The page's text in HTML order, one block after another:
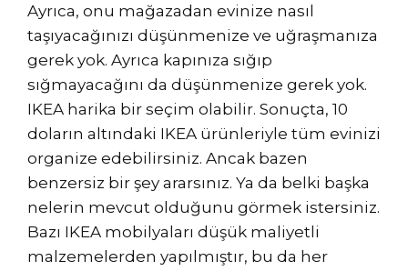
Ayrıca, onu mağazadan evinize nasıl
taşıyacağınızı düşünmenize ve uğraşmanıza
gerek yok. Ayrıca kapınıza sığıp
sığmayacağını da düşünmenize gerek yok.
IKEA harika bir seçim olabilir. Sonuçta, 10
doların altındaki IKEA ürünleriyle tüm evinizi
organize edebilirsiniz. Ancak bazen
benzersiz bir şey ararsınız. Ya da belki başka
nelerin mevcut olduğunu görmek istersiniz.
Bazı IKEA mobilyaları düşük maliyetli
malzemelerden yapılmıştır, bu da her